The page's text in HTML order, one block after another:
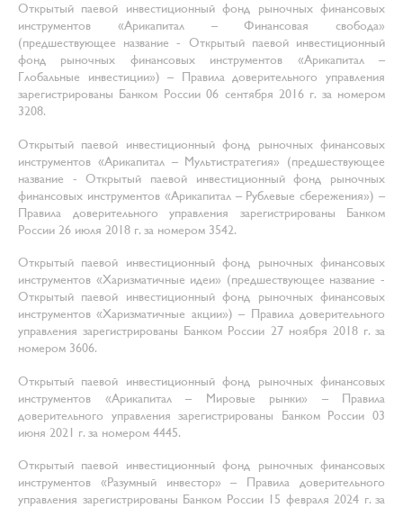
Открытый паевой инвестиционный фонд рыночных финансовых
инструментов «Арикапитал – Финансовая свобода»
(предшествующее название - Открытый паевой инвестиционный
фонд рыночных финансовых инструментов «Арикапитал –
Глобальные инвестиции») – Правила доверительного управления
зарегистрированы Банком России 06 сентября 2016 г. за номером
3208.
Открытый паевой инвестиционный фонд рыночных финансовых
инструментов «Арикапитал – Мультистратегия» (предшествующее
название - Открытый паевой инвестиционный фонд рыночных
финансовых инструментов «Арикапитал – Рублевые сбережения») –
Правила доверительного управления зарегистрированы Банком
России 26 июля 2018 г. за номером 3542.
Открытый паевой инвестиционный фонд рыночных финансовых
инструментов «Харизматичные идеи» (предшествующее название -
Открытый паевой инвестиционный фонд рыночных финансовых
инструментов «Харизматичные акции») – Правила доверительного
управления зарегистрированы Банком России 27 ноября 2018 г. за
номером 3606.
Открытый паевой инвестиционный фонд рыночных финансовых
инструментов «Арикапитал – Мировые рынки» – Правила
доверительного управления зарегистрированы Банком России 03
июня 2021 г. за номером 4445.
Открытый паевой инвестиционный фонд рыночных финансовых
инструментов «Разумный инвестор» – Правила доверительного
управления зарегистрированы Банком России 15 февраля 2024 г. за